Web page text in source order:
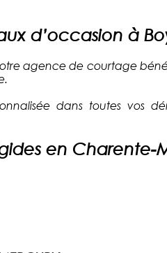
d’occasion à
agence de courtage
dans toutes vos
en Charente-